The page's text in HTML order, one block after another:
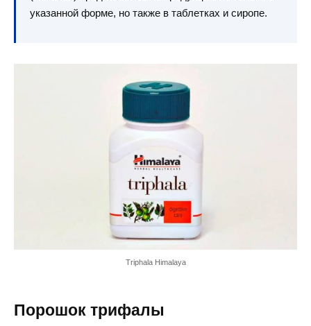
указанной форме, но также в таблетках и сиропе.
Triphala Himalaya
Порошок трифалы